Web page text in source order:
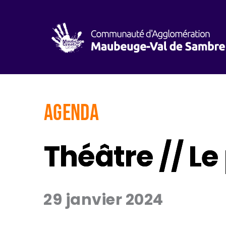
AGENDA
Théâtre //
29 janvier 2024